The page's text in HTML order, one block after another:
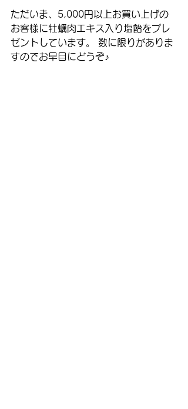
ただいま、5,000円以上お買い上げの
お客様に牡蠣肉エキス入り塩飴をプレ
ゼントしています。 数に限りがありま
すのでお早目にどうぞ♪